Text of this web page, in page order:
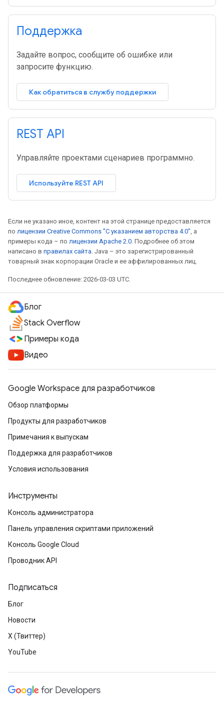
Поддержка
Задайте вопрос, сообщите об ошибке или
запросите функцию.
Как обратиться в службу поддержки
REST API
Управляйте проектами сценариев программно.
Используйте REST API
Если не указано иное, контент на этой странице предоставляется
по лицензии Creative Commons "С указанием авторства 4.0" , а
примеры кода – по лицензии Apache 2.0 . Подробнее об этом
написано в правилах сайта . Java – это зарегистрированный
товарный знак корпорации Oracle и ее аффилированных лиц.
Последнее обновление: 2026-03-03 UTC.
Блог
Stack Overflow
Примеры кода
Видео
Google Workspace для разработчиков
Обзор платформы
Продукты для разработчиков
Примечания к выпускам
Поддержка для разработчиков
Условия использования
Инструменты
Консоль администратора
Панель управления скриптами приложений
Консоль Google Cloud
Проводник API
Подписаться
Блог
Новости
X (Твиттер)
YouTube